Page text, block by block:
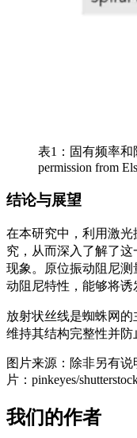
表1：固有频率和
permission from
结论与展望
在本研究中，利用激
究，从而深入了解了
现象。原位振动阻尼
动阻尼特性，能够将诱
放射状丝线是蜘蛛网的
维持其结构完整性并防
图片来源：除非另有
片：pinkeyes/
我们的作者